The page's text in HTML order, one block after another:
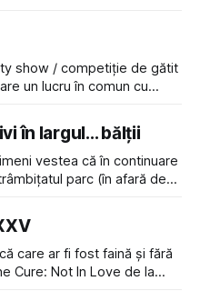
show / competiție de gătit
un lucru în comun cu
care m-a făcut să mă
mi-a plăcut faptul
în largul... bălții
vestea că în continuare
parc (în afară de
care trece prin zonă). Am
care ar fi fost faină și fără
Cure: Not In Love de la